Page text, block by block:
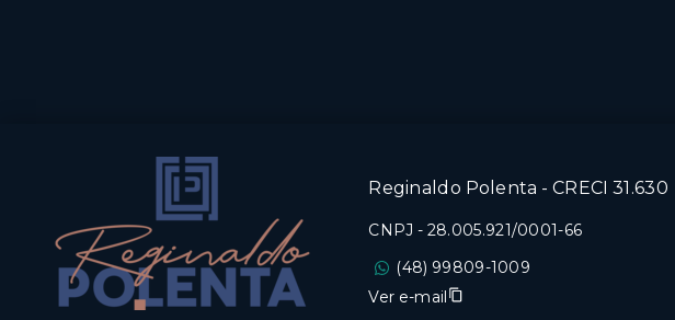
Reginaldo Polenta - CRECI 31.630
CNPJ - 28.005.921/0001-66
(48) 99809-1009
Ver e-mail